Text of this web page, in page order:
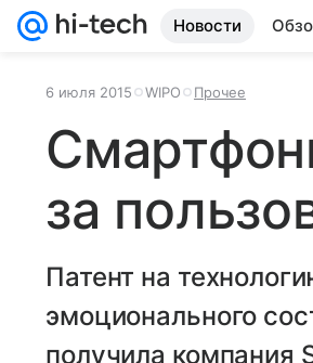
Новости
6 июля 2015 WIPO Прочее
за
Патент на
эмоционального
получила компания